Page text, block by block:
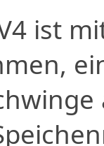
ist